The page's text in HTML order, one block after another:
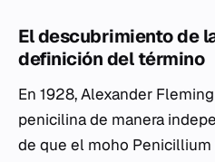
El descubrimiento de
definición del término
En 1928, Alexander
penicilina de manera
de que el moho